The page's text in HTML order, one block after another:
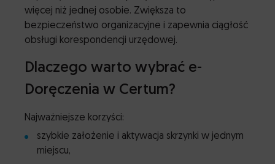
więcej niż jednej osobie. Zwiększa to
bezpieczeństwo organizacyjne i zapewnia ciągłość
obsługi korespondencji urzędowej.
Dlaczego warto wybrać e-
Doręczenia w Certum?
Najważniejsze korzyści:
szybkie założenie i aktywacja skrzynki w jednym
miejscu,